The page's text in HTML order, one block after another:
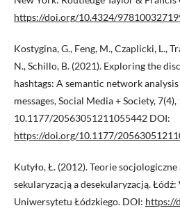
https://doi.org/10.4324/
Kostygina, G., Feng, M., Czaplicki, L.,
N., Schillo, B. (2021). Exploring the
hashtags: A semantic network
messages, Social Media + Society,
10.1177/20563051211055442 DOI:
https://doi.org/10.1177/
Kutyło, Ł. (2012). Teorie
sekularyzacją a desekularyzacją.
Uniwersytetu Łódzkiego. DOI: https://